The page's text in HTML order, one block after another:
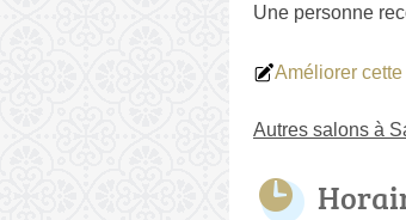
Une personne
Améliorer
Autres salons à